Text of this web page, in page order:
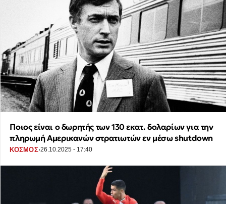
Ποιος είναι ο δωρητής των 130 εκατ. δολαρίων για την
πληρωμή Αμερικανών στρατιωτών εν μέσω shutdown
ΚΟΣΜΟΣ·26.10.2025 - 17:40